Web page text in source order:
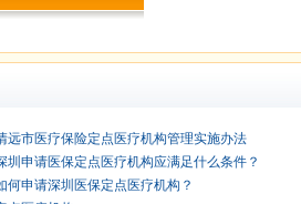
远市医疗保险定点医疗机构管理实施办法
圳申请医保定点医疗机构应满足什么条件？
何申请深圳医保定点医疗机构？